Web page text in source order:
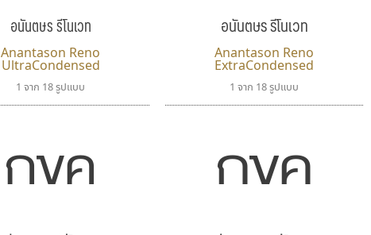
อนันตษร รีโนเวท
Anantason Reno
UltraCondensed
1 จาก 18 รูปแบบ
อนันตษร รีโนเวท
Anantason Reno
ExtraCondensed
1 จาก 18 รูปแบบ
กขค กขค